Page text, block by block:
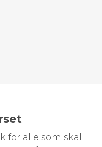
for alle som skal